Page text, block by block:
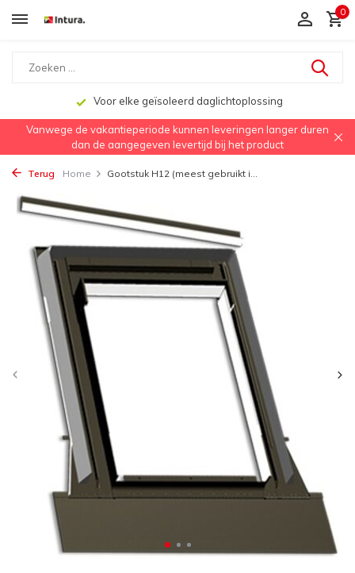
0
Voor elke geïsoleerd daglichtoplossing
Vanwege de vakantieperiode kunnen leveringen langer duren
dan de aangegeven levertijd bij het product
Terug Home Gootstuk H12 (meest gebruikt i...